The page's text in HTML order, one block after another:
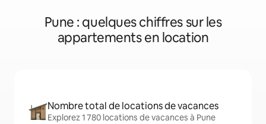
Pune : quelques chiffres sur les
appartements en location
Nombre total de locations de vacances
Explorez 1 780 locations de vacances à Pune